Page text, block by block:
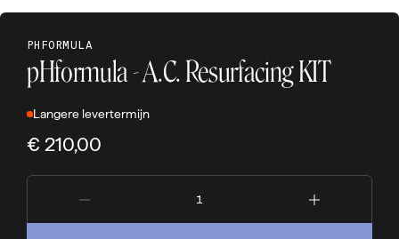
PHFORMULA
pHformula - A.C. Resurfacing KIT
Langere levertermijn
€ 210,00